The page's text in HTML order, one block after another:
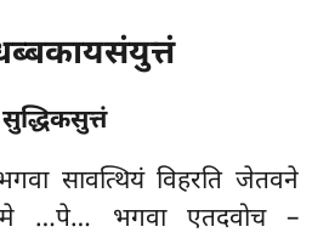
सावत्थियं विहरति जेतवने
…पे… भगवा एतदवोच –